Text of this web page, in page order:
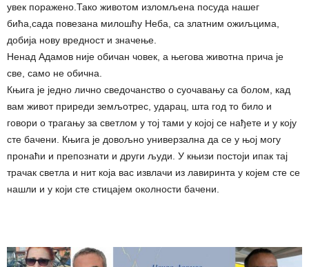
увек поражено.Тако животом изломљена посуда нашег
бића,сада повезана милошћу Неба, са златним ожиљцима,
добија нову вредност и значење.
Ненад Адамов није обичан човек, а његова животна прича је
све, само не обична.
Књига је једно лично сведочанство о суочавању са болом, кад
вам живот приреди земљотрес, ударац, шта год то било и
говори о трагању за светлом у тој тами у којој се нађете и у коју
сте бачени. Књига је довољно универзална да се у њој могу
пронаћи и препознати и други људи. У књизи постоји ипак тај
трачак светла и нит која вас извлачи из лавиринта у којем сте се
нашли и у који сте стицајем околности бачени.